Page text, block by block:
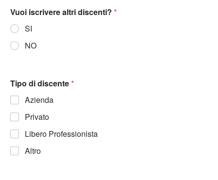
Vuoi iscrivere altri discenti? *
SI
NO
Tipo di discente*
Azienda
Privato
Libero Professionista
Altro